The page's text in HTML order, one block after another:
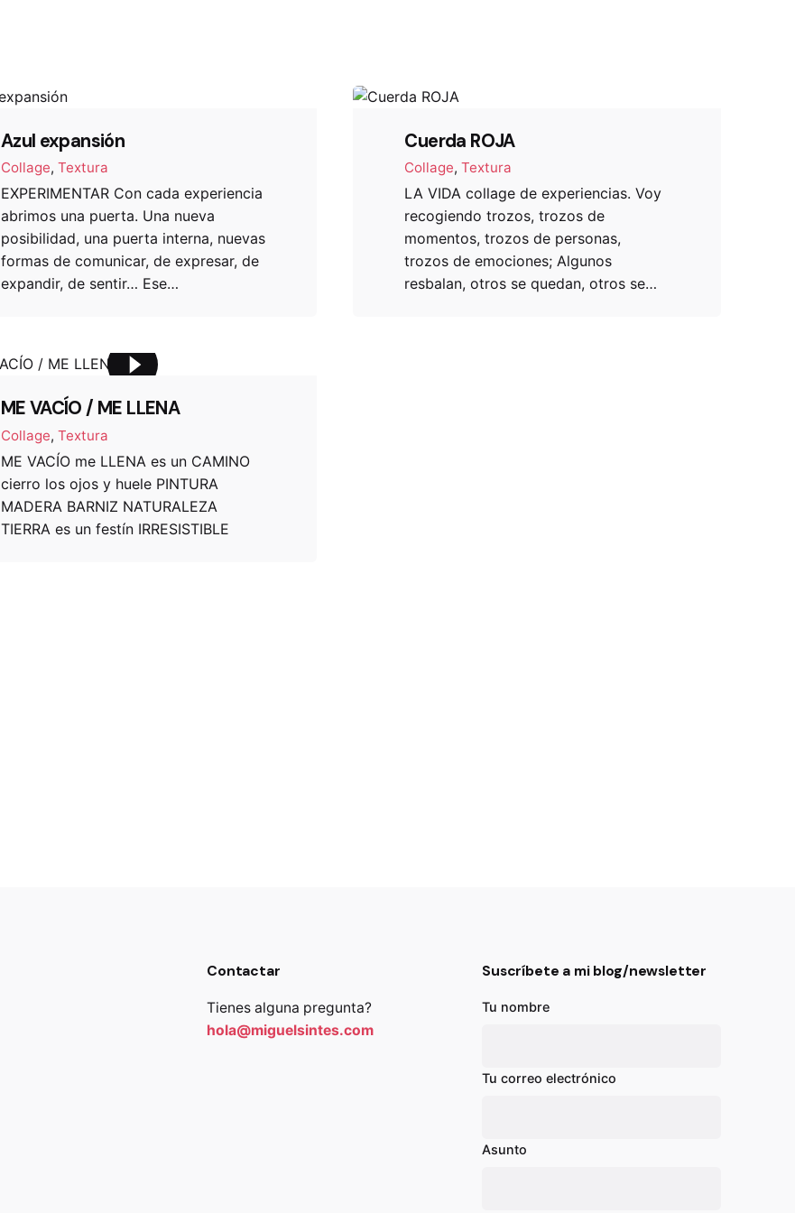
Azul expansión
Collage Textura
EXPERIMENTAR Con cada experiencia
abrimos una puerta. Una nueva
posibilidad, una puerta interna, nuevas
formas de comunicar, de expresar, de
expandir, de sentir… Ese…
Cuerda ROJA
Collage Textura
LA VIDA collage de experiencias. Voy
recogiendo trozos, trozos de
momentos, trozos de personas,
trozos de emociones; Algunos
resbalan, otros se quedan, otros se…
ME VACÍO / ME LLENA
Collage Textura
ME VACÍO me LLENA es un CAMINO
cierro los ojos y huele PINTURA
MADERA BARNIZ NATURALEZA
TIERRA es un festín IRRESISTIBLE
Contactar
Tienes alguna pregunta?
hola@miguelsintes.com
Suscríbete a mi blog/newsletter
Tu nombre
Tu correo electrónico
Asunto